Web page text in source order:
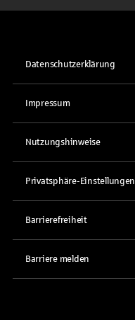
Datenschutzerklärung
Impressum
Nutzungshinweise
Privatsphäre-Einstellungen
Barrierefreiheit
Barriere melden